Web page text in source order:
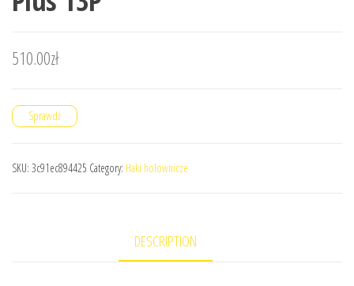
510.00zł
Sprawdź
SKU: 3c91ec894425 Category: Haki holownicze
DESCRIPTION